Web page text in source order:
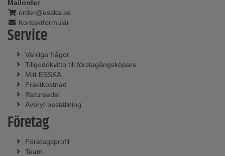
Mailorder
order@esska.se
Kontaktformulär
Service
Vanliga frågor
Tillgodokvitto till förstagångsköpare
Mitt ESSKA
Fraktkostnad
Retursedel
Avbryt beställning
Företag
Företagsprofil
Team